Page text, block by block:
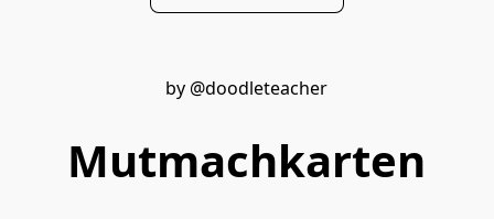
by @doodleteacher
Mutmachkarten